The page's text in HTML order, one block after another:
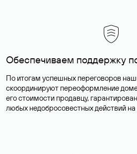
Обеспечиваем поддержку
По итогам успешных переговоров
скоординируют переоформление
его стоимости продавцу,
любых недобросовестных действий на